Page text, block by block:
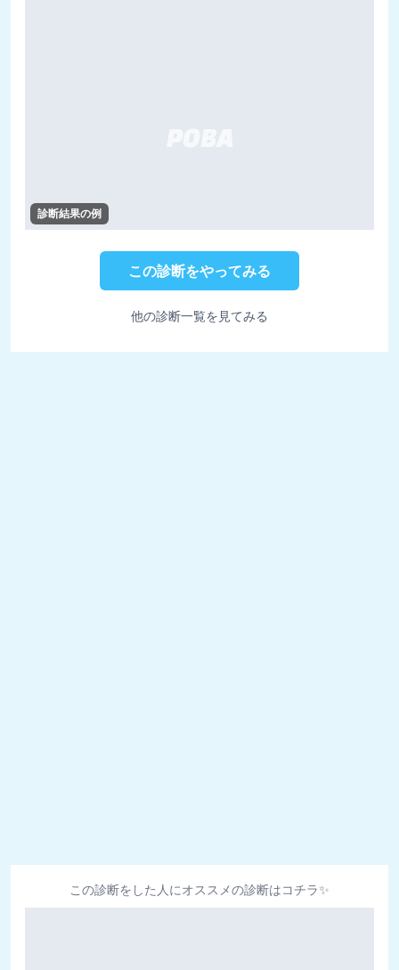
診断結果の例
この診断をやってみる
他の診断一覧を見てみる
この診断をした人にオススメの診断はコチラ✨